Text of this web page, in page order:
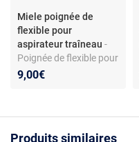
Miele poignée de
flexible pour
aspirateur traîneau -
Poignée de flexible pour
aspirateur traîneau -
9,00€
Produits similaires